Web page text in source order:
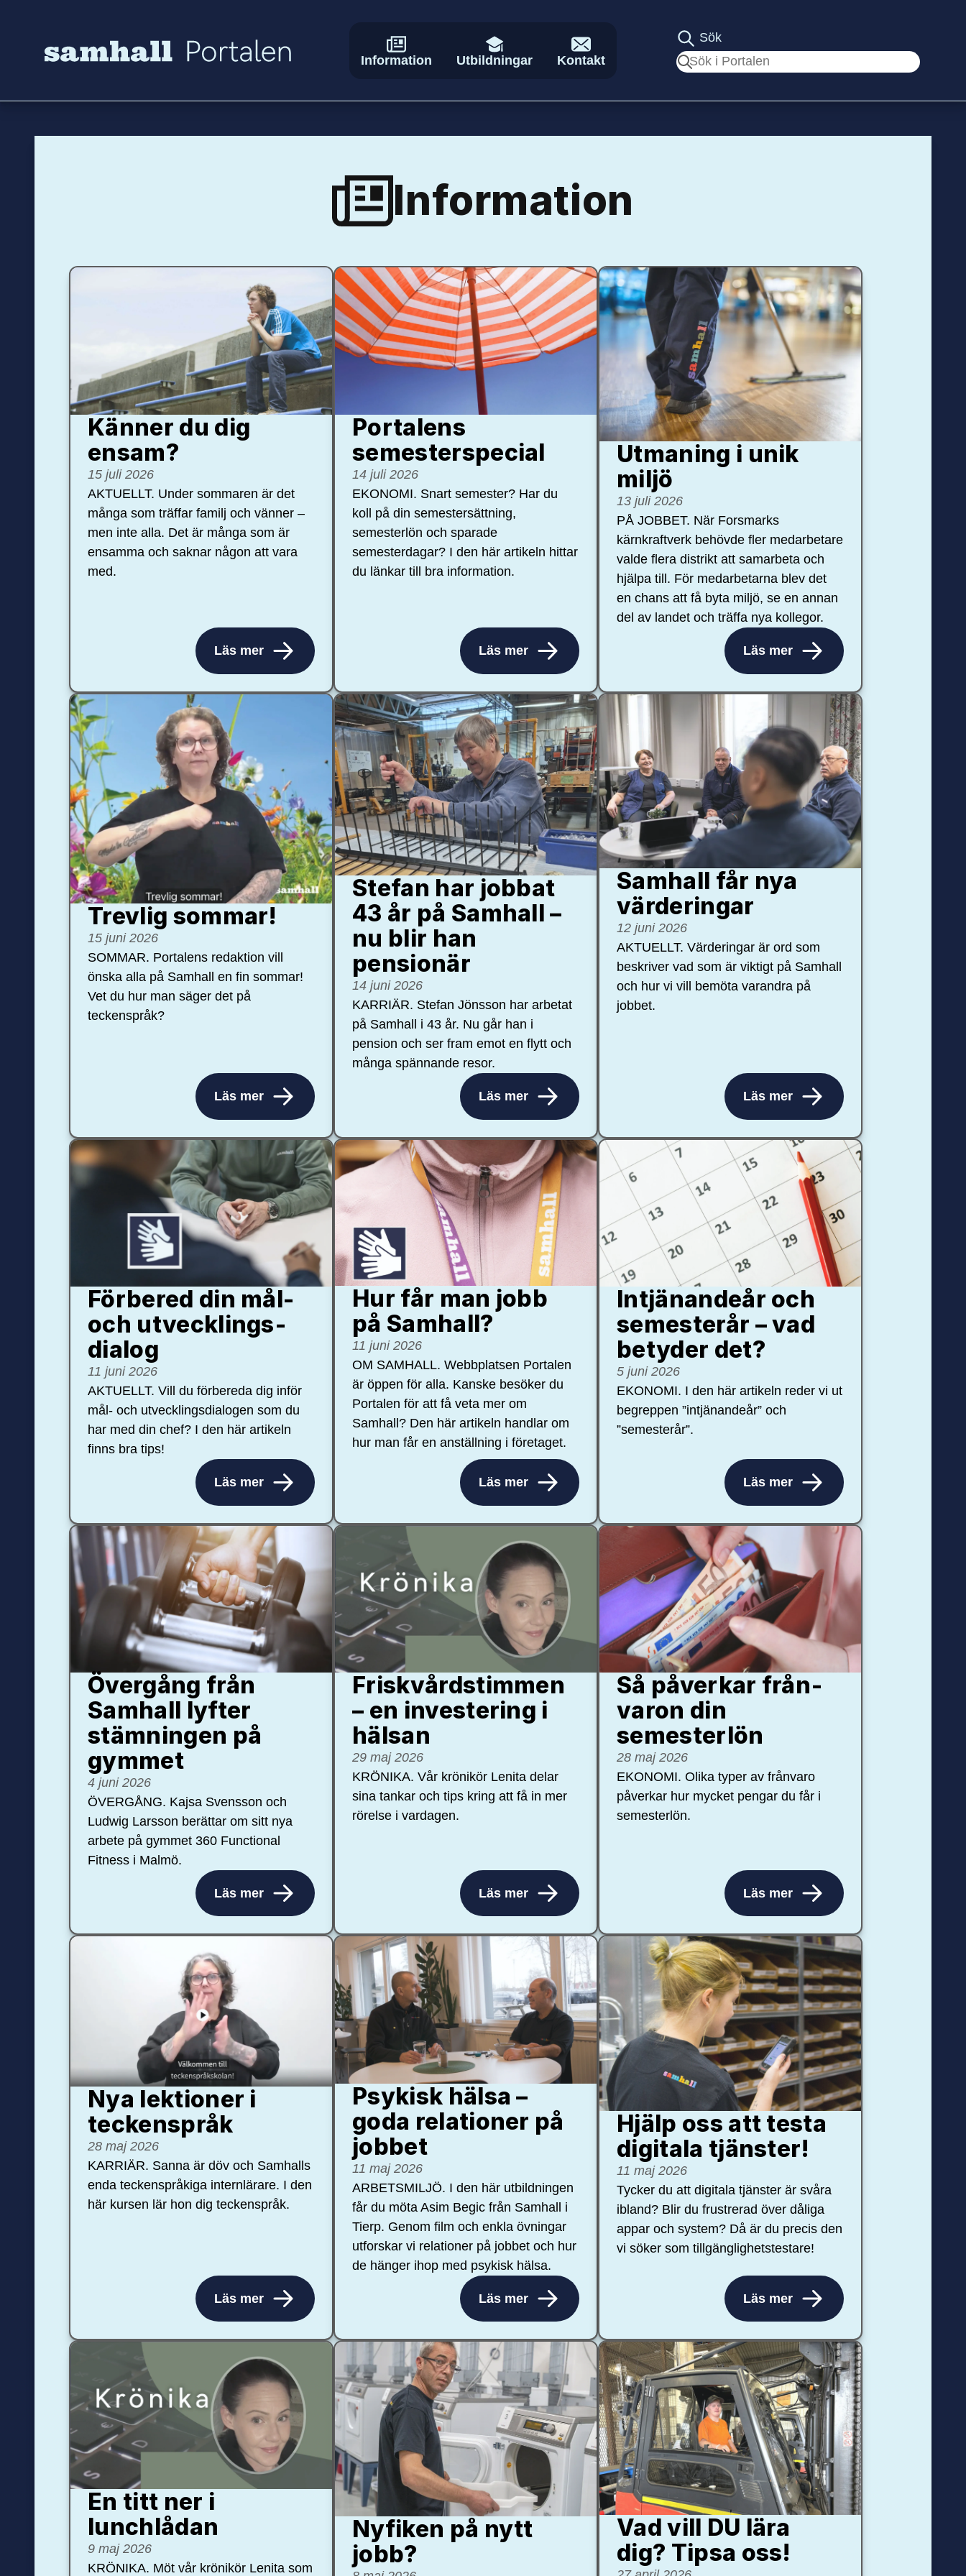
Information Utbildningar Kontakt
Sök
Sök
Information
Känner du dig
ensam?
15 juli 2026
AKTUELLT. Under sommaren är det
många som träffar familj och vänner –
men inte alla. Det är många som är
ensamma och saknar någon att vara
med.
Läs mer
Portalens
semester­special
14 juli 2026
EKONOMI. Snart semester? Har du
koll på din semestersättning,
semesterlön och sparade
semesterdagar? I den här artikeln hittar
du länkar till bra information.
Läs mer
Utmaning i unik
miljö
13 juli 2026
PÅ JOBBET. När Forsmarks
kärnkraftverk behövde fler medarbetare
valde flera distrikt att samarbeta och
hjälpa till. För medarbetarna blev det
en chans att få byta miljö, se en annan
del av landet och träffa nya kollegor.
Läs mer
Trevlig sommar!
15 juni 2026
SOMMAR. Portalens redaktion vill
önska alla på Samhall en fin sommar!
Vet du hur man säger det på
teckenspråk?
Läs mer
Stefan har jobbat
43 år på Samhall –
nu blir han
pensionär
14 juni 2026
KARRIÄR. Stefan Jönsson har arbetat
på Samhall i 43 år. Nu går han i
pension och ser fram emot en flytt och
många spännande resor.
Läs mer
Samhall får nya
värdering­ar
12 juni 2026
AKTUELLT. Värderingar är ord som
beskriver vad som är viktigt på Samhall
och hur vi vill bemöta varandra på
jobbet.
Läs mer
Förbered din mål-
och ut­veck­lings­
dialog
11 juni 2026
AKTUELLT. Vill du förbereda dig inför
mål- och utvecklingsdialogen som du
har med din chef? I den här artikeln
finns bra tips!
Läs mer
Hur får man jobb
på Samhall?
11 juni 2026
OM SAMHALL. Webbplatsen Portalen
är öppen för alla. Kanske besöker du
Portalen för att få veta mer om
Samhall? Den här artikeln handlar om
hur man får en anställning i företaget.
Läs mer
Intjänandeår och
semesterår – vad
betyder det?
5 juni 2026
EKONOMI. I den här artikeln reder vi ut
begreppen ”intjänandeår” och
”semesterår”.
Läs mer
Övergång från
Samhall lyfter
stämningen på
gymmet
4 juni 2026
ÖVERGÅNG. Kajsa Svensson och
Ludwig Larsson berättar om sitt nya
arbete på gymmet 360 Functional
Fitness i Malmö.
Läs mer
Friskvårdstimmen
– en investering i
hälsan
29 maj 2026
KRÖNIKA. Vår krönikör Lenita delar
sina tankar och tips kring att få in mer
rörelse i vardagen.
Läs mer
Så påverkar från­
varon din
semester­lön
28 maj 2026
EKONOMI. Olika typer av frånvaro
påverkar hur mycket pengar du får i
semesterlön.
Läs mer
Nya lektioner i
teckenspråk
28 maj 2026
KARRIÄR. Sanna är döv och Samhalls
enda teckenspråkiga internlärare. I den
här kursen lär hon dig teckenspråk.
Läs mer
Psykisk hälsa –
goda relationer på
jobbet
11 maj 2026
ARBETSMILJÖ. I den här utbildningen
får du möta Asim Begic från Samhall i
Tierp. Genom film och enkla övningar
utforskar vi relationer på jobbet och hur
de hänger ihop med psykisk hälsa.
Läs mer
Hjälp oss att testa
digitala tjänster!
11 maj 2026
Tycker du att digitala tjänster är svåra
ibland? Blir du frustrerad över dåliga
appar och system? Då är du precis den
vi söker som tillgänglighetstestare!
Läs mer
En titt ner i
lunchlådan
9 maj 2026
KRÖNIKA. Möt vår krönikör Lenita som
Nyfiken på nytt
jobb?
Vad vill DU lära
dig? Tipsa oss!